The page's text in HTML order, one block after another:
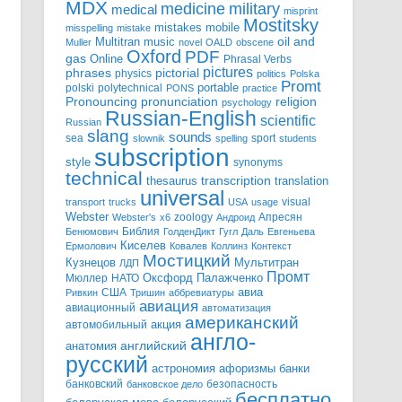
MDX medical medicine military misprint
misspelling mistake mistakes mobile Mostitsky
Muller Multitran music novel OALD obscene oil and
gas Online Oxford PDF Phrasal Verbs
phrases physics pictorial pictures politics Polska
polski polytechnical PONS portable practice Promt
Pronouncing pronunciation psychology religion
Russian Russian-English scientific
sea slang slownik sounds spelling sport students
style subscription synonyms
technical thesaurus transcription translation
transport trucks universal USA usage visual
Webster Webster's x6 zoology Андроид Апресян
Бенюмович Библия ГолденДикт Гугл Даль Евгеньева
Ермолович Киселев Ковалев Коллинз Контекст
Кузнецов ЛДП Мостицкий Мультитран
Мюллер НАТО Оксфорд Палажченко Промт
Ривкин США Тришин аббревиатуры авиа
авиационный авиация автоматизация
автомобильный акция американский
анатомия английский англо-
русский астрономия афоризмы банки
банковский банковское дело безопасность